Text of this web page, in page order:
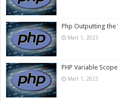
Php Outputting the
Mart 1, 2023
PHP Variable Scope
Mart 1, 2023